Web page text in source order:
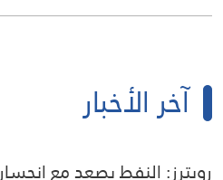
آخر الأخبار
رويترز: النفط يصعد مع